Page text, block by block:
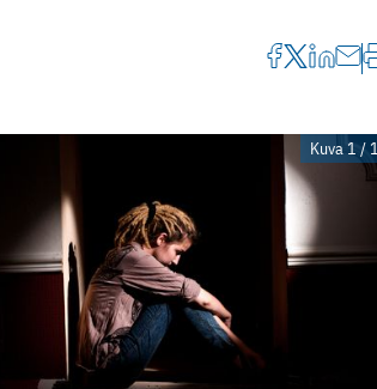
Kuva 1 / 1